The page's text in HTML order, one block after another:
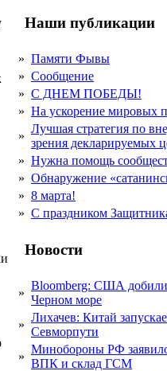
Наши публикации
» Памяти Фывы
» Сообщение
» С ДНЕМ ПОБЕДЫ!
» На ускорение мировых
»
Лучшая стратегия по
зрения декларируемых
» Нужна помощь
» Обнаружение
» 8 марта!
» С праздником
Новости
»
Bloomberg: США
Черном море
»
Лихачев: Китай
Севморпути
»
Минобороны РФ
ВПК и склад ГСМ